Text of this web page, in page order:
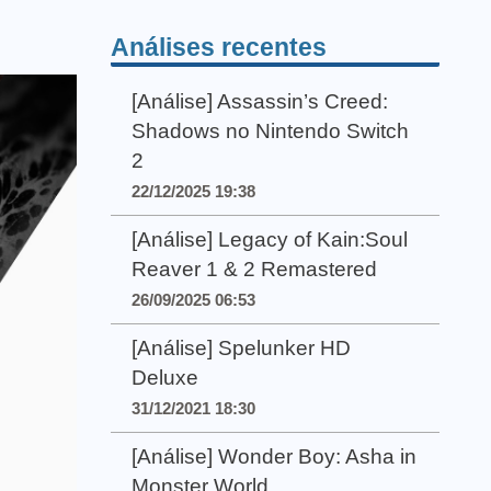
Análises recentes
[Análise] Assassin’s Creed:
Shadows no Nintendo Switch
2
22/12/2025 19:38
[Análise] Legacy of Kain:Soul
Reaver 1 & 2 Remastered
26/09/2025 06:53
[Análise] Spelunker HD
Deluxe
31/12/2021 18:30
[Análise] Wonder Boy: Asha in
Monster World